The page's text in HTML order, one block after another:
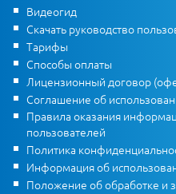
Видеогид
Скачать руководство
Тарифы
Способы оплаты
Лицензионный договор
Соглашение об
Правила оказания
пользователей
Политика
Информация об
Положение об обработке и